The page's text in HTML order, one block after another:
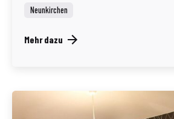
Neunkirchen
Mehr dazu